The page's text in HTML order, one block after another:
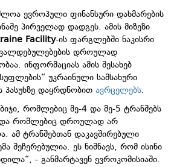
ევროპული ფინანსური დახმარების
პირველად დადგეს. ამის მიზეზი
Facility-ის ფარგლებში ნაკისრი
დროულად
ინფორმაციას ამის შესახებ
უკრაინული სამსახური
პასუხზე დაყრდნობით ავრცელებს.
რომლებიც მე-4 და მე-5 ტრანშებს
და რომლებიც დროულად არ
ამ ტრანშებთან დაკავშირებული
შეჩერებულია. ეს ნიშნავს, რომ ისინი
- განმარტავენ ევროკომისიაში.